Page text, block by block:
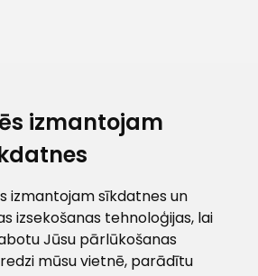
izmantojam
izmantojam sīkdatnes un
izsekošanas tehnoloģijas, lai
Jūsu pārlūkošanas
mūsu vietnē, parādītu
Saldus nov., LV - 3801
8:00 - 17:00